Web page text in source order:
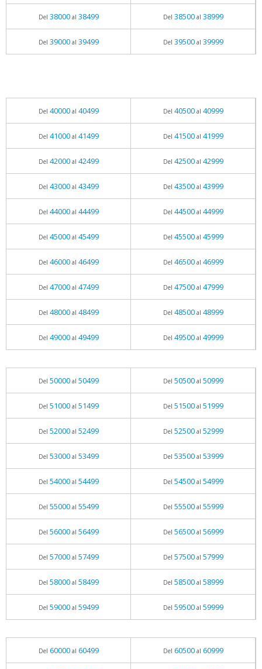
Del 38000al 38499 Del 38500al 38999
Del 39000al 39499 Del 39500al 39999
Del 40000al 40499 Del 40500al 40999
Del 41000al 41499 Del 41500al 41999
Del 42000al 42499 Del 42500al 42999
Del 43000al 43499 Del 43500al 43999
Del 44000al 44499 Del 44500al 44999
Del 45000al 45499 Del 45500al 45999
Del 46000al 46499 Del 46500al 46999
Del 47000al 47499 Del 47500al 47999
Del 48000al 48499 Del 48500al 48999
Del 49000al 49499 Del 49500al 49999
Del 50000al 50499 Del 50500al 50999
Del 51000al 51499 Del 51500al 51999
Del 52000al 52499 Del 52500al 52999
Del 53000al 53499 Del 53500al 53999
Del 54000al 54499 Del 54500al 54999
Del 55000al 55499 Del 55500al 55999
Del 56000al 56499 Del 56500al 56999
Del 57000al 57499 Del 57500al 57999
Del 58000al 58499 Del 58500al 58999
Del 59000al 59499 Del 59500al 59999
Del 60000al 60499 Del 60500al 60999